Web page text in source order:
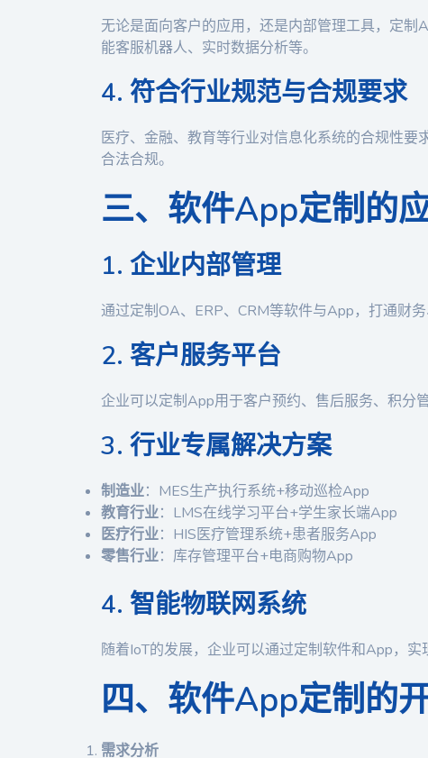
无论是面向客户的应用，还是内部管理工具，定
能客服机器人、实时数据分析等。
4. 符合行业规范与合规要求
医疗、金融、教育等行业对信息化系统的合规性
合法合规。
三、软件App定制的
1. 企业内部管理
通过定制OA、ERP、CRM等软件与App，打通财
2. 客户服务平台
企业可以定制App用于客户预约、售后服务、积分
3. 行业专属解决方案
制造业：MES生产执行系统+移动巡检App
教育行业：LMS在线学习平台+学生家长端App
医疗行业：HIS医疗管理系统+患者服务App
零售行业：库存管理平台+电商购物App
4. 智能物联网系统
随着IoT的发展，企业可以通过定制软件和App，
四、软件App定制的
需求分析